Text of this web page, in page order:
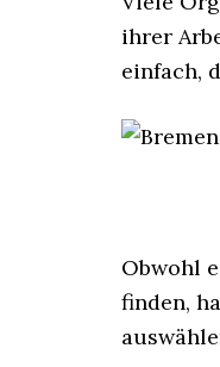
ihrer
einfach,
Obwohl
finden,